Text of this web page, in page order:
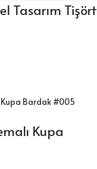
Tasarım Tişört
Kupa